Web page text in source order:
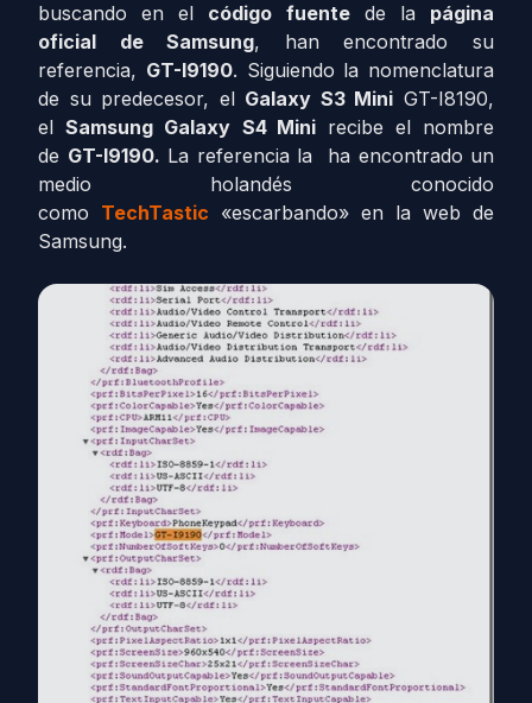
buscando en el código fuentede la página
oficial de Samsung, han encontrado su
referencia, GT-I9190. Siguiendo la nomenclatura
de su predecesor, el Galaxy S3 Mini GT-I8190,
el Samsung Galaxy S4 Mini recibe el nombre
de GT-I9190. La referencia la ha encontrado un
medio holandés conocido
como TechTastic «escarbando» en la web de
Samsung.